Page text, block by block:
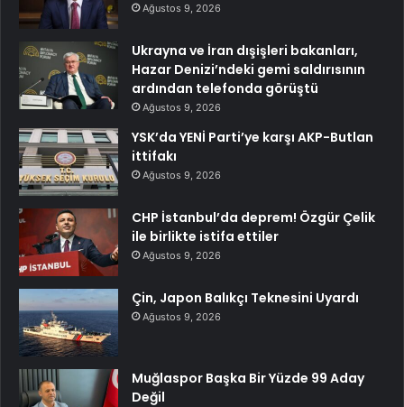
Ağustos 9, 2026
Ukrayna ve İran dışişleri bakanları,
Hazar Denizi’ndeki gemi saldırısının
ardından telefonda görüştü
Ağustos 9, 2026
YSK’da YENİ Parti’ye karşı AKP-Butlan
ittifakı
Ağustos 9, 2026
CHP İstanbul’da deprem! Özgür Çelik
ile birlikte istifa ettiler
Ağustos 9, 2026
Çin, Japon Balıkçı Teknesini Uyardı
Ağustos 9, 2026
Muğlaspor Başka Bir Yüzde 99 Aday
Değil